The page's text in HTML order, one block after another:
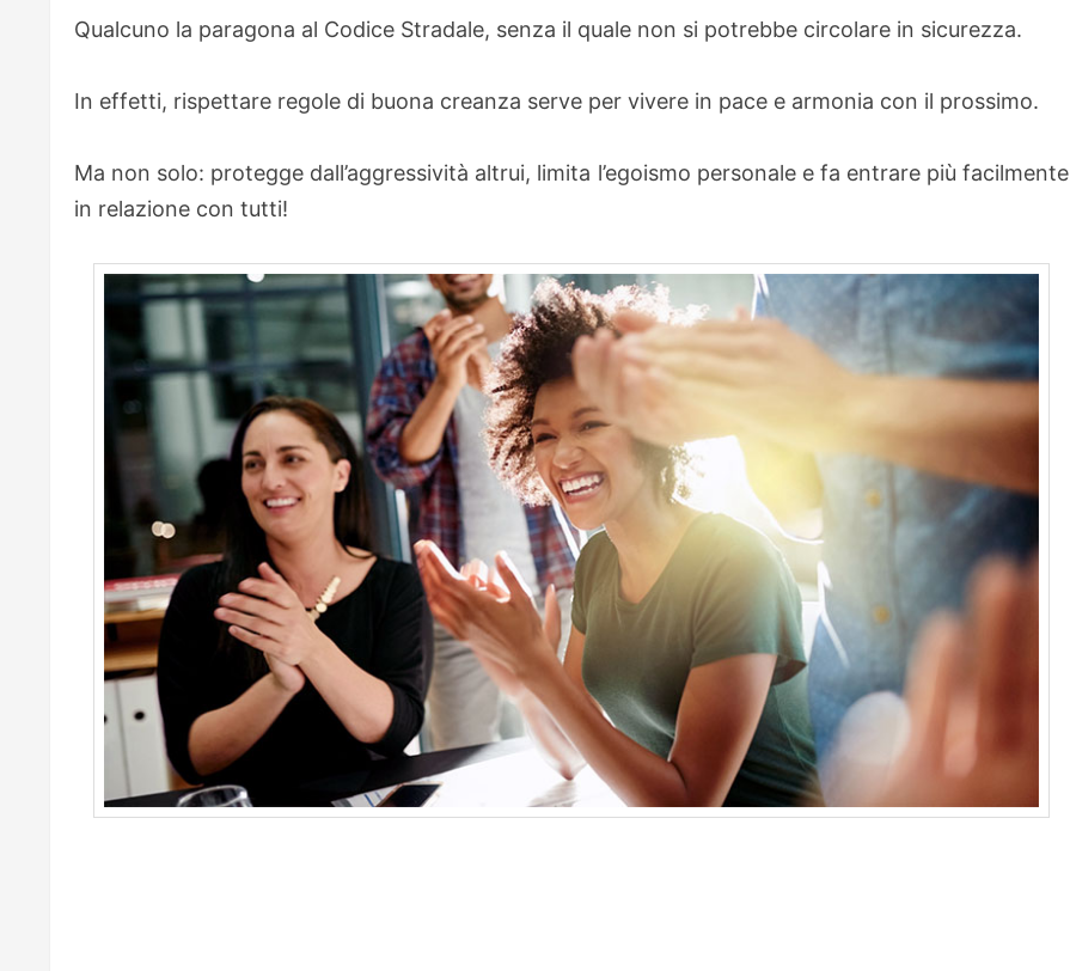
Qualcuno la paragona al Codice Stradale, senza il quale non si potrebbe circolare in sicurezza.
In effetti, rispettare regole di buona creanza serve per vivere in pace e armonia con il prossimo.
Ma non solo: protegge dall’aggressività altrui, limita l’egoismo personale e fa entrare più facilmente
in relazione con tutti!